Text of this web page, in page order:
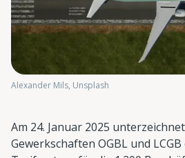
Alexander Mils, Unsplash
Am 24. Januar 2025
Gewerkschaften OGBL und